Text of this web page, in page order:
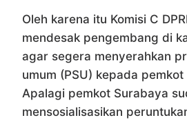
Oleh karena itu Komisi C
mendesak pengembang di
agar segera menyerahkan
umum (PSU) kepada
Apalagi pemkot Surabaya
mensosialisasikan